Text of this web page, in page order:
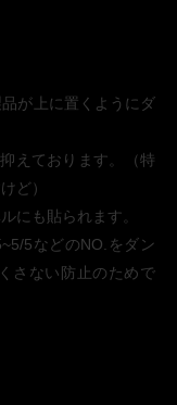
が上に置くようにダ
えております。（特
ど）
にも貼られます。
5などのNO.をダン
さない防止のためで